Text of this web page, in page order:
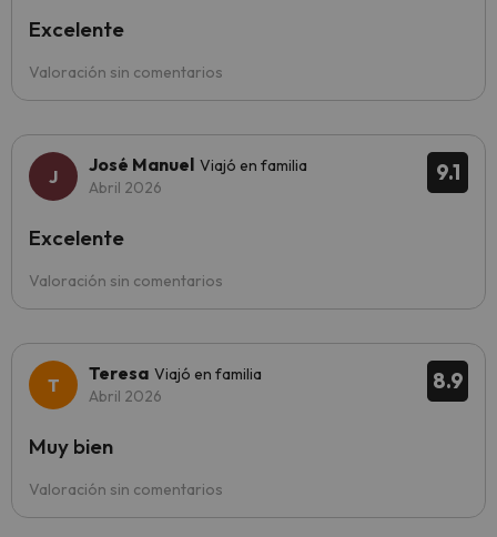
Valoración sin comentarios
Excelente
9.1
José Manuel Viajó en familia
Abril 2026
Valoración sin comentarios
Excelente
8.9
Teresa Viajó en familia
Abril 2026
Valoración sin comentarios
Muy bien